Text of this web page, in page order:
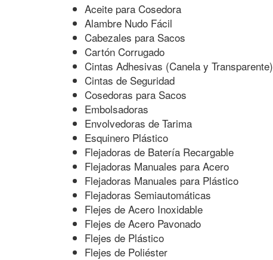
Aceite para Cosedora
Alambre Nudo Fácil
Cabezales para Sacos
Cartón Corrugado
Cintas Adhesivas (Canela y Transparente)
Cintas de Seguridad
Cosedoras para Sacos
Embolsadoras
Envolvedoras de Tarima
Esquinero Plástico
Flejadoras de Batería Recargable
Flejadoras Manuales para Acero
Flejadoras Manuales para Plástico
Flejadoras Semiautomáticas
Flejes de Acero Inoxidable
Flejes de Acero Pavonado
Flejes de Plástico
Flejes de Poliéster